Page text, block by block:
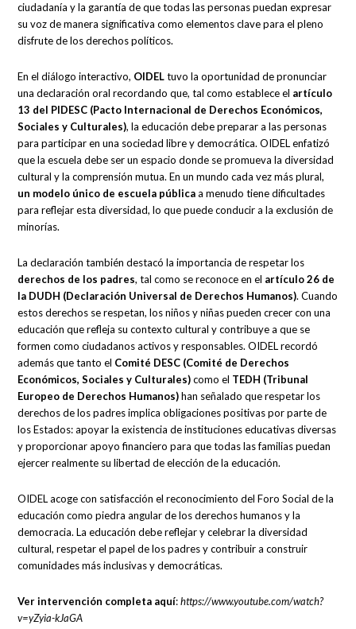
ciudadanía y la garantía de que todas las personas puedan expresar
su voz de manera significativa como elementos clave para el pleno
disfrute de los derechos políticos.
En el diálogo interactivo, OIDELtuvo la oportunidad de pronunciar
una declaración oral recordando que, tal como establece el artículo
13 del PIDESC (Pacto Internacional de Derechos Económicos,
Sociales y Culturales), la educación debe preparar a las personas
para participar en una sociedad libre y democrática. OIDEL enfatizó
que la escuela debe ser un espacio donde se promueva la diversidad
cultural y la comprensión mutua. En un mundo cada vez más plural,
un modelo único de escuela públicaa menudo tiene dificultades
para reflejar esta diversidad, lo que puede conducir a la exclusión de
minorías.
La declaración también destacó la importancia de respetar los
derechos de los padres, tal como se reconoce en el artículo 26 de
la DUDH (Declaración Universal de Derechos Humanos). Cuando
estos derechos se respetan, los niños y niñas pueden crecer con una
educación que refleja su contexto cultural y contribuye a que se
formen como ciudadanos activos y responsables. OIDEL recordó
además que tanto el Comité DESC (Comité de Derechos
Económicos, Sociales y Culturales)como el TEDH (Tribunal
Europeo de Derechos Humanos)han señalado que respetar los
derechos de los padres implica obligaciones positivas por parte de
los Estados: apoyar la existencia de instituciones educativas diversas
y proporcionar apoyo financiero para que todas las familias puedan
ejercer realmente su libertad de elección de la educación.
OIDEL acoge con satisfacción el reconocimiento del Foro Social de la
educación como piedra angular de los derechos humanos y la
democracia. La educación debe reflejar y celebrar la diversidad
cultural, respetar el papel de los padres y contribuir a construir
comunidades más inclusivas y democráticas.
Ver intervención completa aquí:https://www.youtube.com/watch?
v=yZyia-kJaGA